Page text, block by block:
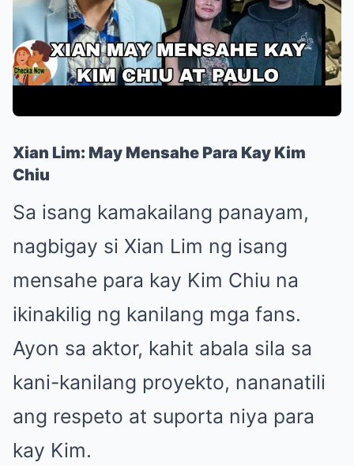
Xian Lim: May Mensahe Para Kay Kim
Chiu
Sa isang kamakailang panayam,
nagbigay si Xian Lim ng isang
mensahe para kay Kim Chiu na
ikinakilig ng kanilang mga fans.
Ayon sa aktor, kahit abala sila sa
kani-kanilang proyekto, nananatili
ang respeto at suporta niya para
kay Kim.